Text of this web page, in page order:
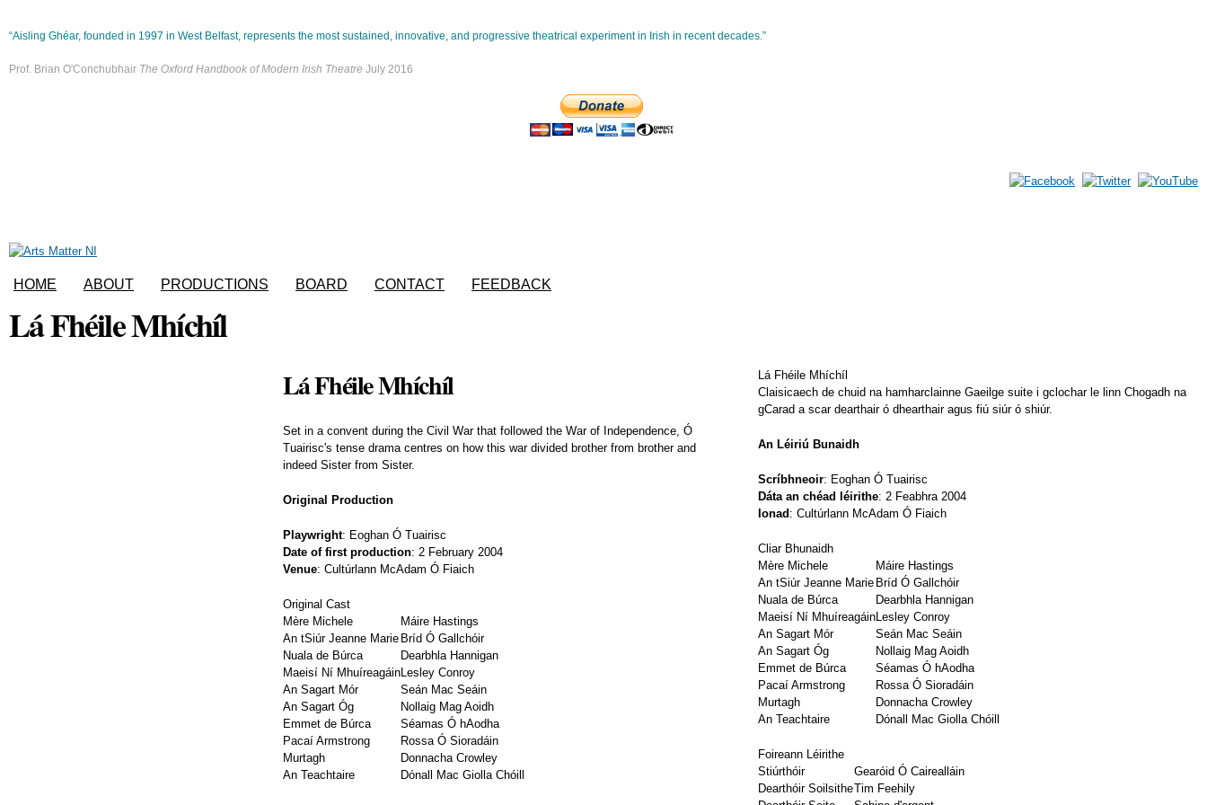
content
“Aisling Ghéar, founded in 1997 in West Belfast, represents the most sustained, innovative, and progressive theatrical experiment in Irish in recent decades.”
Prof. Brian O'Conchubhair The Oxford Handbook of Modern Irish Theatre July 2016
HOME ABOUT PRODUCTIONS BOARD CONTACT FEEDBACK
Lá Fhéile Mhíchíl
Lá Fhéile Mhíchíl
Set in a convent during the Civil War that followed the War of Independence, Ó
Tuairisc's tense drama centres on how this war divided brother from brother and
indeed Sister from Sister.
Original Production
Playwright: Eoghan Ó Tuairisc
Date of first production: 2 February 2004
Venue: Cultúrlann McAdam Ó Fiaich
Original Cast
Mère Michele
Máire Hastings
An tSiúr Jeanne Marie Bríd Ó Gallchóir
Nuala de Búrca
Dearbhla Hannigan
Maeisí Ní MhuíreagáinLesley Conroy
An Sagart Mór
Seán Mac Seáin
An Sagart Óg
Nollaig Mag Aoidh
Emmet de Búrca
Séamas Ó hAodha
Pacaí Armstrong
Rossa Ó Sioradáin
Murtagh
Donnacha Crowley
An Teachtaire
Dónall Mac Giolla Chóill
Lá Fhéile Mhíchíl
Claisicaech de chuid na hamharclainne Gaeilge suite i gclochar le linn Chogadh na
gCarad a scar dearthair ó dhearthair agus fiú siúr ó shiúr.
An Léiriú Bunaidh
Scríbhneoir: Eoghan Ó Tuairisc
Dáta an chéad léirithe: 2 Feabhra 2004
Ionad: Cultúrlann McAdam Ó Fiaich
Cliar Bhunaidh
Mère Michele
Máire Hastings
An tSiúr Jeanne Marie Bríd Ó Gallchóir
Nuala de Búrca
Dearbhla Hannigan
Maeisí Ní MhuíreagáinLesley Conroy
An Sagart Mór
Seán Mac Seáin
An Sagart Óg
Nollaig Mag Aoidh
Emmet de Búrca
Séamas Ó hAodha
Pacaí Armstrong
Rossa Ó Sioradáin
Murtagh
Donnacha Crowley
An Teachtaire
Dónall Mac Giolla Chóill
Foireann Léirithe
Stiúrthóir
Gearóid Ó Cairealláin
Dearthóir SoilsitheTim Feehily